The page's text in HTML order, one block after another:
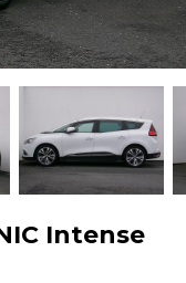
Intense